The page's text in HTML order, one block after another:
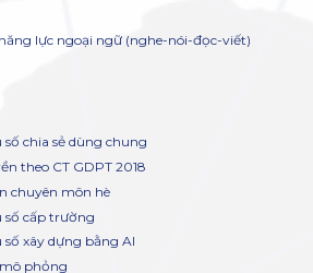
lực ngoại ngữ (nghe-nói-đọc-viết)
chia sẻ dùng chung
theo CT GDPT 2018
chuyên môn hè
số cấp trường
xây dựng bằng AI
phỏng